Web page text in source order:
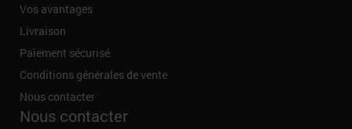
Vos avantages
Livraison
Paiement sécurisé
Conditions générales de vente
Nous contacter
Nous contacter